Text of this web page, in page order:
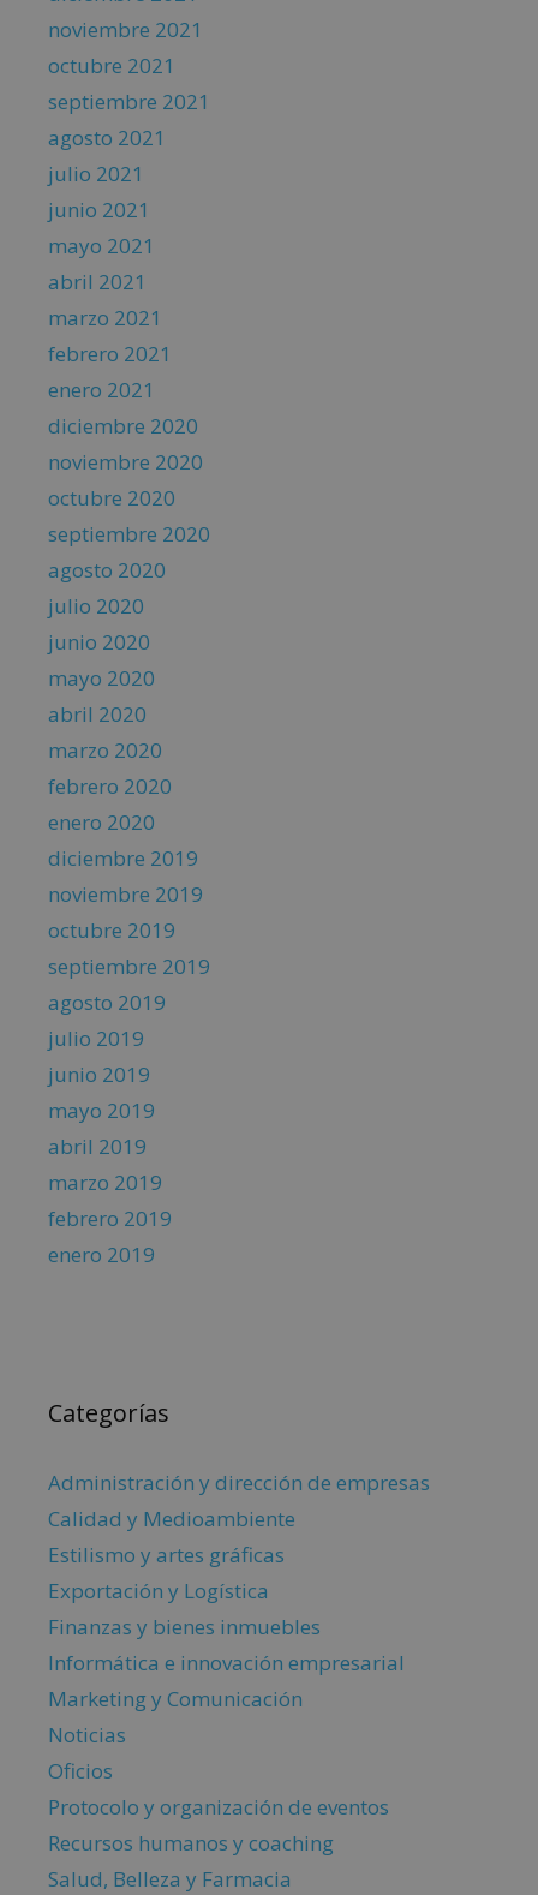
noviembre 2021
octubre 2021
septiembre 2021
agosto 2021
julio 2021
junio 2021
mayo 2021
abril 2021
marzo 2021
febrero 2021
enero 2021
diciembre 2020
noviembre 2020
octubre 2020
septiembre 2020
agosto 2020
julio 2020
junio 2020
mayo 2020
abril 2020
marzo 2020
febrero 2020
enero 2020
diciembre 2019
noviembre 2019
octubre 2019
septiembre 2019
agosto 2019
julio 2019
junio 2019
mayo 2019
abril 2019
marzo 2019
febrero 2019
enero 2019
Categorías
Administración y dirección de empresas
Calidad y Medioambiente
Estilismo y artes gráficas
Exportación y Logística
Finanzas y bienes inmuebles
Informática e innovación empresarial
Marketing y Comunicación
Noticias
Oficios
Protocolo y organización de eventos
Recursos humanos y coaching
Salud, Belleza y Farmacia